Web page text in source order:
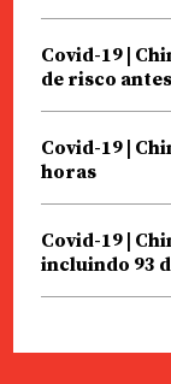
Covid-19 |
de risco
Covid-19 |
horas
Covid-19 |
incluindo 93